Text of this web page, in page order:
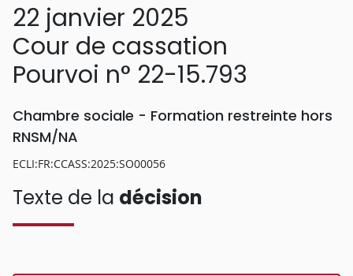
22 janvier 2025
Cour de cassation
Pourvoi n° 22-15.793
Chambre sociale - Formation restreinte hors
RNSM/NA
ECLI:FR:CCASS:2025:SO00056
Texte de la décision